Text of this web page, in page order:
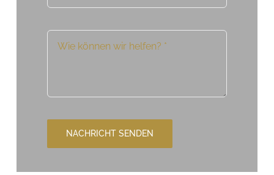
NACHRICHT SENDEN